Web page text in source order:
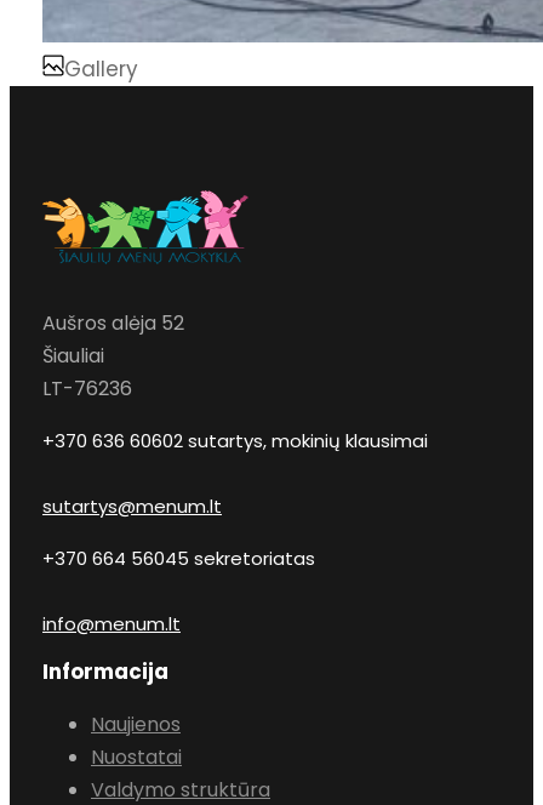
Gallery
Aušros alėja 52
Šiauliai
LT-76236
+370 636 60602 sutartys, mokinių klausimai
sutartys@menum.lt
+370 664 56045 sekretoriatas
info@menum.lt
Informacija
Naujienos
Nuostatai
Valdymo struktūra